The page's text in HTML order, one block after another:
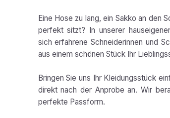
Eine Hose zu lang, ein Sakko an den
perfekt sitzt? In unserer
sich erfahrene Schneiderinnen und
aus einem schönen Stück Ihr
Bringen Sie uns Ihr Kleidungsstück
direkt nach der Anprobe an. Wir
perfekte Passform.